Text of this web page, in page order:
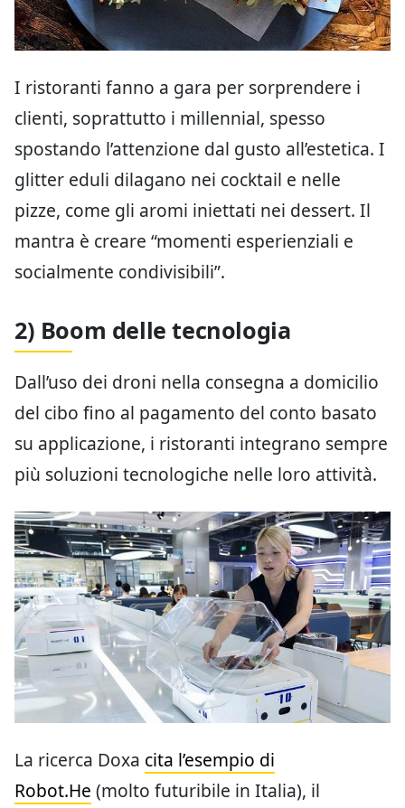
I ristoranti fanno a gara per sorprendere i
clienti, soprattutto i millennial, spesso
spostando l’attenzione dal gusto all’estetica. I
glitter eduli dilagano nei cocktail e nelle
pizze, come gli aromi iniettati nei dessert. Il
mantra è creare “momenti esperienziali e
socialmente condivisibili”.
2) Boom delle tecnologia
Dall’uso dei droni nella consegna a domicilio
del cibo fino al pagamento del conto basato
su applicazione, i ristoranti integrano sempre
più soluzioni tecnologiche nelle loro attività.
La ricerca Doxa cita l’esempio di
Robot.He (molto futuribile in Italia), il